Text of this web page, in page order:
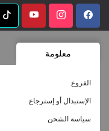
معلومة
الفروع
الإستبدال أو إسترجاع
سياسة الشحن